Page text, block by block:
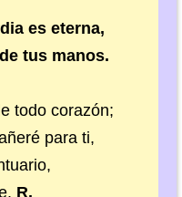
es eterna,
tus manos.
todo corazón;
para ti,
R.